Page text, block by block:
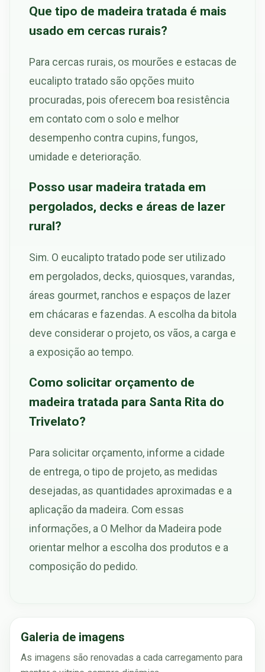
Que tipo de madeira tratada é mais
usado em cercas rurais?
Para cercas rurais, os mourões e estacas de
eucalipto tratado são opções muito
procuradas, pois oferecem boa resistência
em contato com o solo e melhor
desempenho contra cupins, fungos,
umidade e deterioração.
Posso usar madeira tratada em
pergolados, decks e áreas de lazer
rural?
Sim. O eucalipto tratado pode ser utilizado
em pergolados, decks, quiosques, varandas,
áreas gourmet, ranchos e espaços de lazer
em chácaras e fazendas. A escolha da bitola
deve considerar o projeto, os vãos, a carga e
a exposição ao tempo.
Como solicitar orçamento de
madeira tratada para Santa Rita do
Trivelato?
Para solicitar orçamento, informe a cidade
de entrega, o tipo de projeto, as medidas
desejadas, as quantidades aproximadas e a
aplicação da madeira. Com essas
informações, a O Melhor da Madeira pode
orientar melhor a escolha dos produtos e a
composição do pedido.
Galeria de imagens
As imagens são renovadas a cada carregamento para